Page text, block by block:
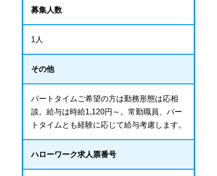
募集人数
1人
その他
パートタイムご希望の方は勤務形態は応相
談。給与は時給1,120円～。常勤職員、パー
トタイムとも経験に応じて給与考慮します。
ハローワーク求人票番号